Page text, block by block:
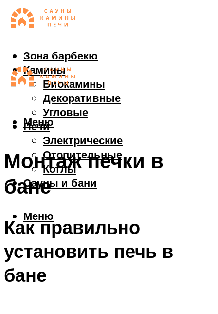
Зона барбекю
Камины
Биокамины
Декоративные
Угловые
Печи
Электрические
Отопительные
Котлы
Сауны и бани
Меню
Меню
Монтаж печки в
бане
Как правильно
установить печь в
бане